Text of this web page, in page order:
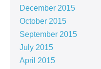
December 2015
October 2015
September 2015
July 2015
April 2015